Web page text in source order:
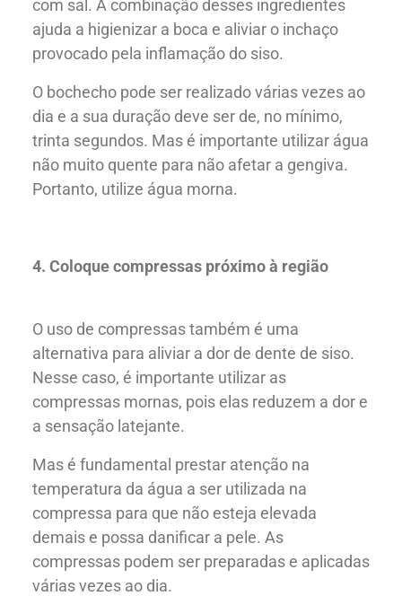
com sal. A combinação desses ingredientes
ajuda a higienizar a boca e aliviar o inchaço
provocado pela inflamação do siso.
O bochecho pode ser realizado várias vezes ao
dia e a sua duração deve ser de, no mínimo,
trinta segundos. Mas é importante utilizar água
não muito quente para não afetar a gengiva.
Portanto, utilize água morna.
4. Coloque compressas próximo à região
O uso de compressas também é uma
alternativa para aliviar a dor de dente de siso.
Nesse caso, é importante utilizar as
compressas mornas, pois elas reduzem a dor e
a sensação latejante.
Mas é fundamental prestar atenção na
temperatura da água a ser utilizada na
compressa para que não esteja elevada
demais e possa danificar a pele. As
compressas podem ser preparadas e aplicadas
várias vezes ao dia.